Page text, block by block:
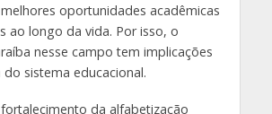
oportunidades acadêmicas
ao longo da vida. Por isso, o
nesse campo tem implicações
sistema educacional.
da alfabetização